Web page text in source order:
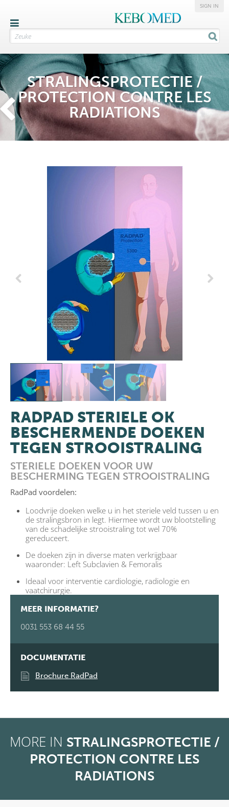
SIGN IN
STRALINGSPROTECTIE /
PROTECTION CONTRE LES
RADIATIONS
RADPAD STERIELE OK
BESCHERMENDE DOEKEN
TEGEN STROOISTRALING
STERIELE DOEKEN VOOR UW
BESCHERMING TEGEN STROOISTRALING
RadPad voordelen:
Loodvrije doeken welke u in het steriele veld tussen u en
de stralingsbron in legt. Hiermee wordt uw blootstelling
van de schadelijke strooistraling tot wel 70%
gereduceert.
De doeken zijn in diverse maten verkrijgbaar
waaronder: Left Subclavien & Femoralis
Ideaal voor interventie cardiologie, radiologie en
vaatchirurgie.
MEER INFORMATIE?
0031 553 68 44 55
DOCUMENTATIE
Brochure RadPad
MORE IN STRALINGSPROTECTIE /
PROTECTION CONTRE LES
RADIATIONS